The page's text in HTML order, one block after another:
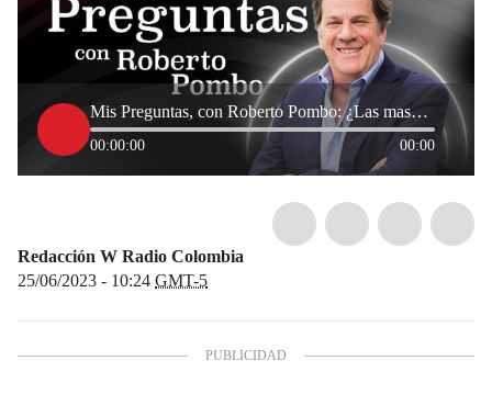
Mis Preguntas, con Roberto Pombo: ¿Las mascotas pueden ser familia?
00:00:00 00:00
Redacción W Radio Colombia
25/06/2023 - 10:24 GMT-5